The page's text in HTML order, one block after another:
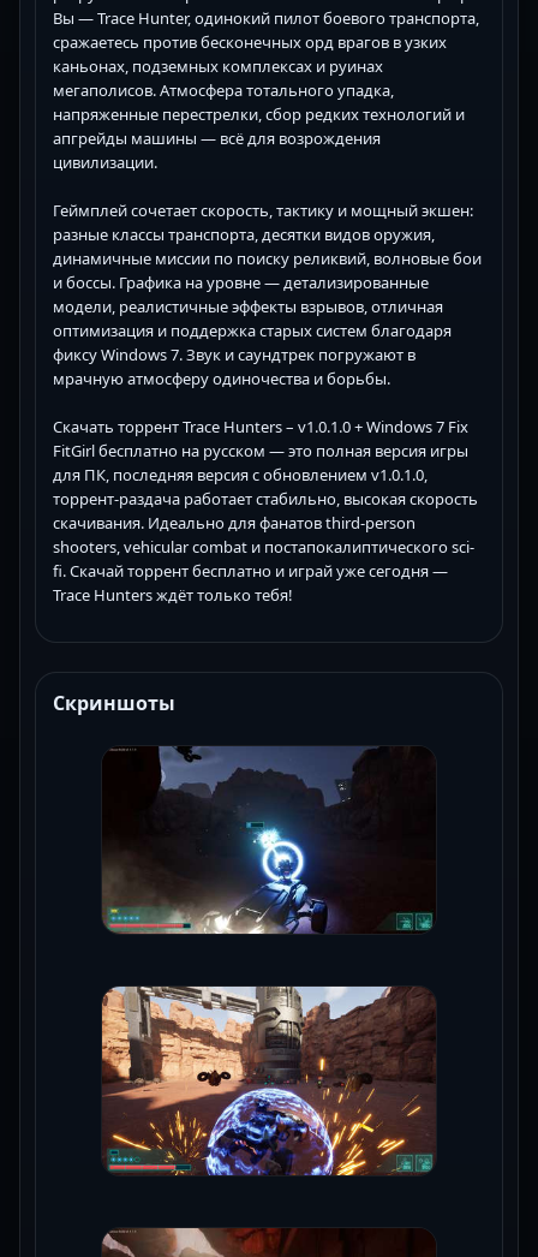
Вы — Trace Hunter, одинокий пилот боевого транспорта,
сражаетесь против бесконечных орд врагов в узких
каньонах, подземных комплексах и руинах
мегаполисов. Атмосфера тотального упадка,
напряженные перестрелки, сбор редких технологий и
апгрейды машины — всё для возрождения
цивилизации.
Геймплей сочетает скорость, тактику и мощный экшен:
разные классы транспорта, десятки видов оружия,
динамичные миссии по поиску реликвий, волновые бои
и боссы. Графика на уровне — детализированные
модели, реалистичные эффекты взрывов, отличная
оптимизация и поддержка старых систем благодаря
фиксу Windows 7. Звук и саундтрек погружают в
мрачную атмосферу одиночества и борьбы.
Скачать торрент Trace Hunters – v1.0.1.0 + Windows 7 Fix
FitGirl бесплатно на русском — это полная версия игры
для ПК, последняя версия с обновлением v1.0.1.0,
торрент-раздача работает стабильно, высокая скорость
скачивания. Идеально для фанатов third-person
shooters, vehicular combat и постапокалиптического sci-
fi. Скачай торрент бесплатно и играй уже сегодня —
Trace Hunters ждёт только тебя!
Скриншоты